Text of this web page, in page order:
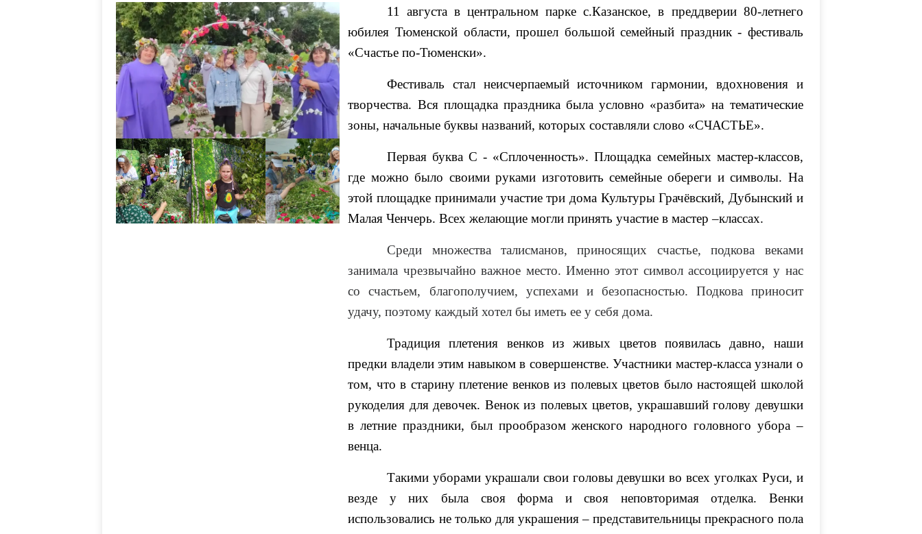
11 августа в центральном парке с.Казанское, в преддверии 80-летнего
юбилея Тюменской области, прошел большой семейный праздник - фестиваль
«Счастье по-Тюменски».
Фестиваль стал неисчерпаемый источником гармонии, вдохновения и
творчества. Вся площадка праздника была условно «разбита» на тематические
зоны, начальные буквы названий, которых составляли слово «СЧАСТЬЕ».
Первая буква С - «Сплоченность». Площадка семейных мастер-классов,
где можно было своими руками изготовить семейные обереги и символы. На
этой площадке принимали участие три дома Культуры Грачёвский, Дубынский и
Малая Ченчерь. Всех желающие могли принять участие в мастер –классах.
Среди множества талисманов, приносящих счастье, подкова веками
занимала чрезвычайно важное место. Именно этот символ ассоциируется у нас
со счастьем, благополучием, успехами и безопасностью. Подкова приносит
удачу, поэтому каждый хотел бы иметь ее у себя дома.
Традиция плетения венков из живых цветов появилась давно, наши
предки владели этим навыком в совершенстве. Участники мастер-класса узнали о
том, что в старину плетение венков из полевых цветов было настоящей школой
рукоделия для девочек. Венок из полевых цветов, украшавший голову девушки
в летние праздники, был прообразом женского народного головного убора –
венца.
Такими уборами украшали свои головы девушки во всех уголках Руси, и
везде у них была своя форма и своя неповторимая отделка. Венки
использовались не только для украшения – представительницы прекрасного пола